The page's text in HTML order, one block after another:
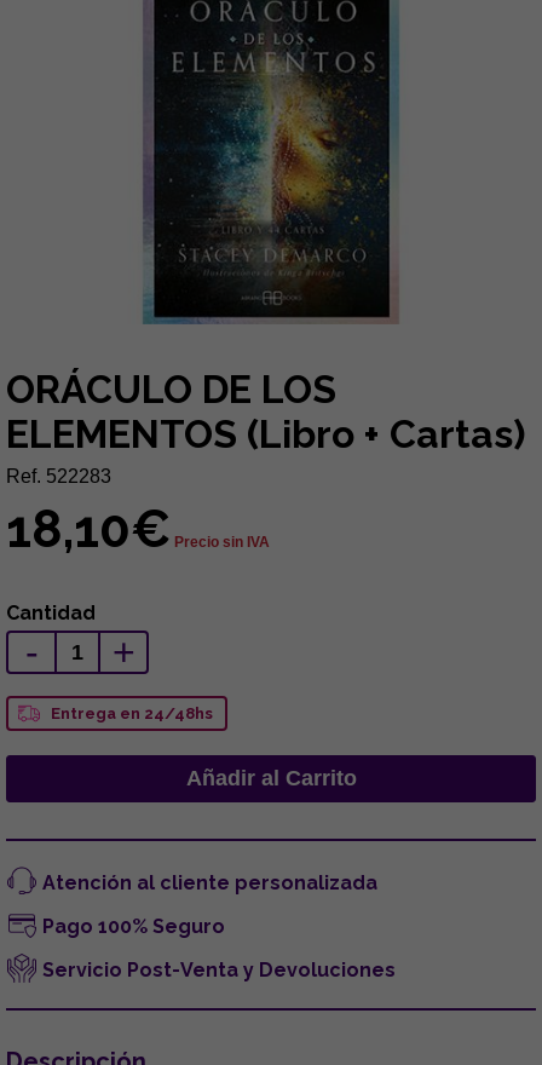
ORÁCULO DE LOS
ELEMENTOS (Libro + Cartas)
Ref. 522283
18,10€ Precio sin IVA
Cantidad
- +
Entrega en 24/48hs
Atención al cliente personalizada
Pago 100% Seguro
Servicio Post-Venta y Devoluciones